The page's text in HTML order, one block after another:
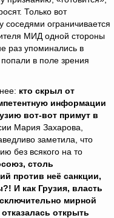
Только вот
соседями ограничивается
МИД одной стороны
раз упоминались в
в поле зрения
кто скрыл от
информации
вот-вот примут в
Мария Захарова,
заметила, что
без всякого на то
столь
против неё санкции,
И как Грузия, власть
мирной
открыть